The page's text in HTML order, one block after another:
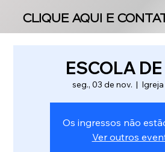
CLIQUE AQUI E
CLIQUE AQUI E
ESCOLA
seg., 03 de nov.
  |
Os ingressos não
Ver outros